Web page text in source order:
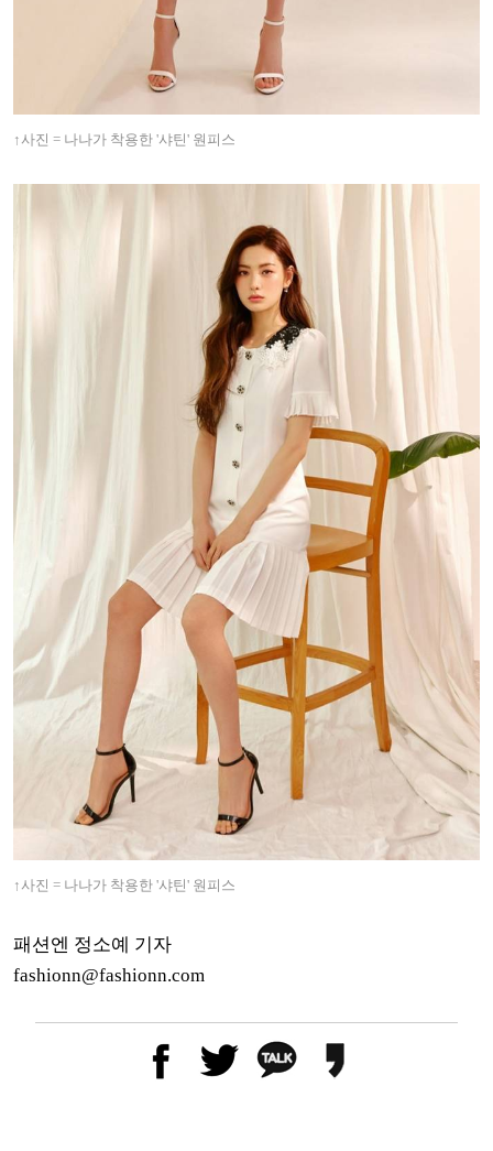
↑사진 = 나나가 착용한 '샤틴' 원피스
↑사진 = 나나가 착용한 '샤틴' 원피스
패션엔 정소예 기자
fashionn@fashionn.com